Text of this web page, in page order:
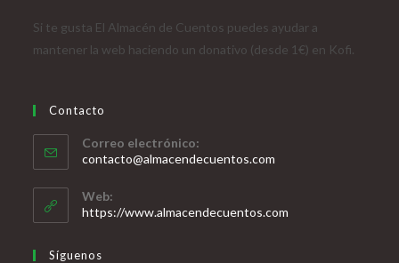
Si te gusta El Almacén de Cuentos puedes ayudar a
mantener la web haciendo un donativo (desde 1€) en Kofi.
Contacto
Correo electrónico:
contacto@almacendecuentos.com
Web:
https://www.almacendecuentos.com
Síguenos